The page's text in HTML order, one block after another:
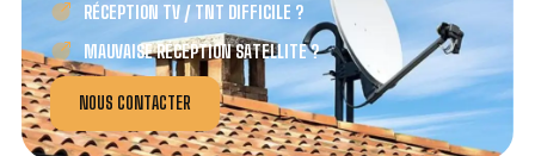
RÉCEPTION TV / TNT DIFFICILE ?
MAUVAISE RÉCEPTION SATELLITE ?
NOUS CONTACTER